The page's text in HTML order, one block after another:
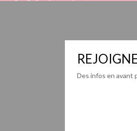
Des infos en avant